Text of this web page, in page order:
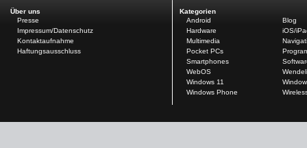
Über uns
Presse
Impressum/Datenschutz
Kontaktaufnahme
Haftungsausschluss
Kategorien
Android
Blog
Hardware
iOS/
Multimedia
Pocket PCs
Smartphones
WebOS
Windows 11
Windows Phone